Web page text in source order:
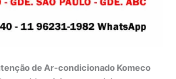
de Ar-condicionado Komeco